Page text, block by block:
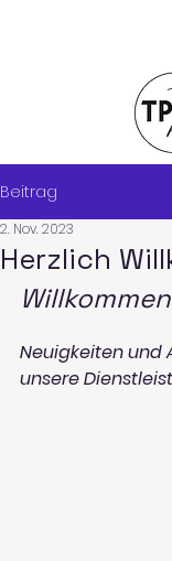
Beitrag
Herzlich
2. Nov. 2023
Neuigkeiten und
unsere